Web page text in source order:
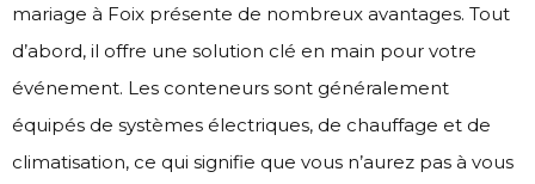
mariage à Foix présente de nombreux avantages. Tout
d’abord, il offre une solution clé en main pour votre
événement. Les conteneurs sont généralement
équipés de systèmes électriques, de chauffage et de
climatisation, ce qui signifie que vous n’aurez pas à vous